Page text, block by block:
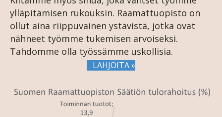
ylläpitämisen rukouksin. Raamattuopisto on
ollut aina riippuvainen ystävistä, jotka ovat
nähneet työmme tukemisen arvoiseksi.
Tahdomme olla työssämme uskollisia.
LAHJOITA »